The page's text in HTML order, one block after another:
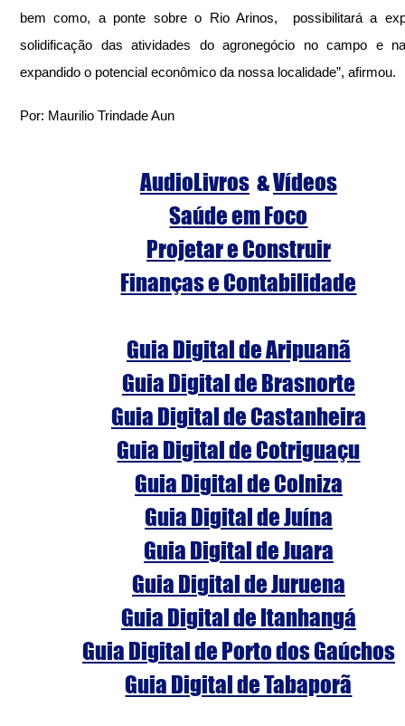
bem como, a ponte sobre o Rio Arinos,  possibilitará a
solidificação das atividades do agronegócio no campo e
expandido o potencial econômico da nossa localidade”, afirmou.
Por: Maurilio Trindade Aun
AudioLivros
  &
Vídeos
Saúde em Foco
Projetar e Construir
Finanças e Contabilidade
Guia Digital de Aripuanã
Guia Digital de Brasnorte
Guia Digital de Castanheira
Guia Digital de Cotriguaçu
Guia Digital de Colniza
Guia Digital de Juína
Guia Digital de Juara
Guia Digital de Juruena
Guia Digital de Itanhangá
Guia Digital de Porto dos Gaúchos
Guia Digital de Tabaporã